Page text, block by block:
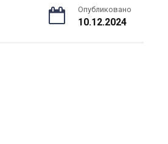
Опубликовано
10.12.2024